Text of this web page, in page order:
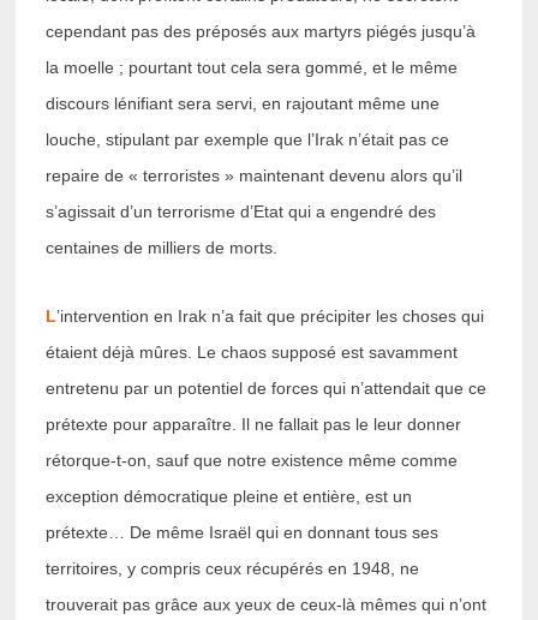
cependant pas des préposés aux martyrs piégés jusqu’à
la moelle ; pourtant tout cela sera gommé, et le même
discours lénifiant sera servi, en rajoutant même une
louche, stipulant par exemple que l’Irak n’était pas ce
repaire de « terroristes » maintenant devenu alors qu’il
s’agissait d’un terrorisme d’Etat qui a engendré des
centaines de milliers de morts.
L’intervention en Irak n’a fait que précipiter les choses qui
étaient déjà mûres. Le chaos supposé est savamment
entretenu par un potentiel de forces qui n’attendait que ce
prétexte pour apparaître. Il ne fallait pas le leur donner
rétorque-t-on, sauf que notre existence même comme
exception démocratique pleine et entière, est un
prétexte… De même Israël qui en donnant tous ses
territoires, y compris ceux récupérés en 1948, ne
trouverait pas grâce aux yeux de ceux-là mêmes qui n’ont